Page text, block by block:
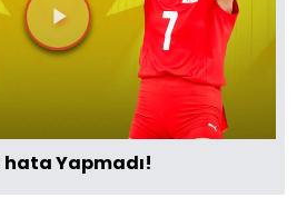
Videoyu
hata Yapmadı!